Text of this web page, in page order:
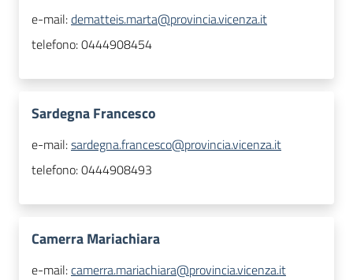
e-mail:dematteis.marta@provincia.vicenza.it
telefono:0444908454
Sardegna Francesco
e-mail:sardegna.francesco@provincia.vicenza.it
telefono:0444908493
Camerra Mariachiara
e-mail:camerra.mariachiara@provincia.vicenza.it